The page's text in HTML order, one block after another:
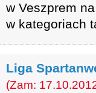
w Veszprem
w kategoriach
Liga
(Zam: